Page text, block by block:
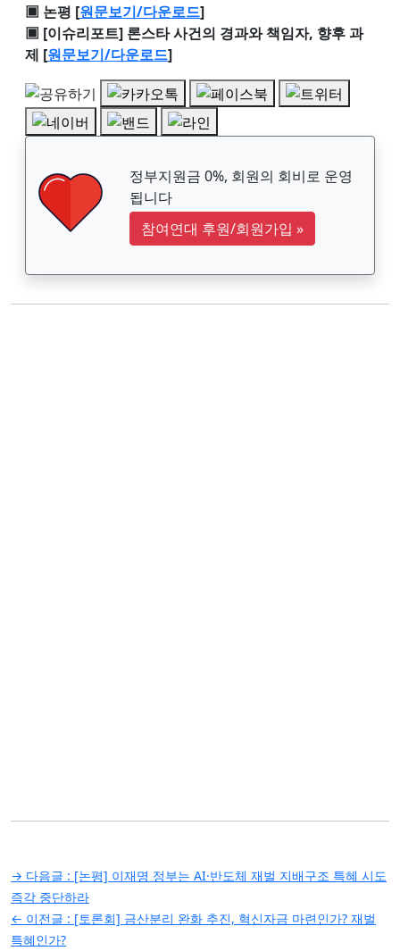
▣ 논평 [원문보기/다운로드]
▣ [이슈리포트] 론스타 사건의 경과와 책임자, 향후 과
제 [원문보기/다운로드]
정부지원금 0%, 회원의 회비로 운영
됩니다
참여연대 후원/회원가입 »
글
탐
색
→ 다음글 : [논평] 이재명 정부는 AI·반도체 재벌 지배구조 특혜 시도
즉각 중단하라
← 이전글 : [토론회] 금산분리 완화 추진, 혁신자금 마련인가? 재벌
특혜인가?